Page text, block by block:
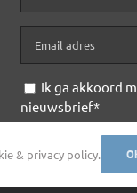
& privacy policy.
Ik ga akkoord
nieuwsbrief*